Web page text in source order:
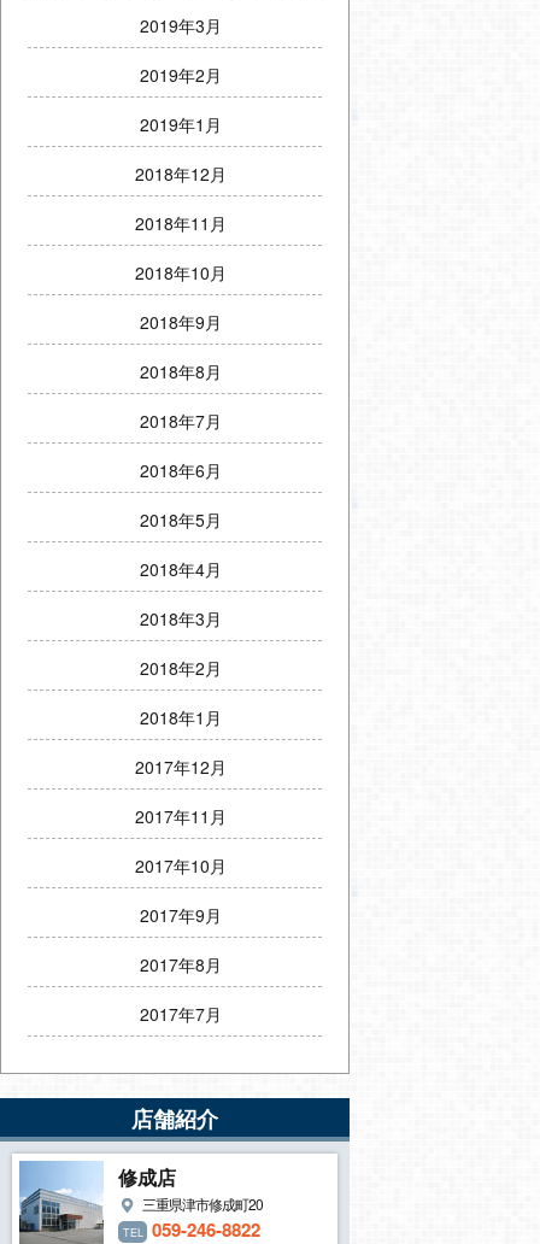
2019年3月
2019年2月
2019年1月
2018年12月
2018年11月
2018年10月
2018年9月
2018年8月
2018年7月
2018年6月
2018年5月
2018年4月
2018年3月
2018年2月
2018年1月
2017年12月
2017年11月
2017年10月
2017年9月
2017年8月
2017年7月
店舗紹介
修成店
三重県津市修成町20
TEL 059-246-8822